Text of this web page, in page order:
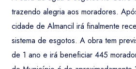
trazendo alegria aos moradores.
cidade de Almancil irá finalmente
sistema de esgotos. A obra tem
de 1 ano e irá beneficiar 445